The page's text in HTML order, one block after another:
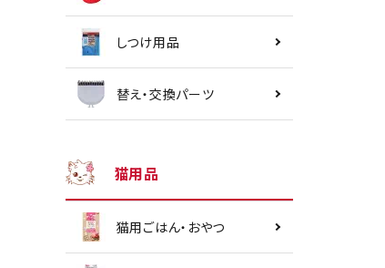
しつけ用品
替え・交換パーツ
猫用品
猫用ごはん・おやつ